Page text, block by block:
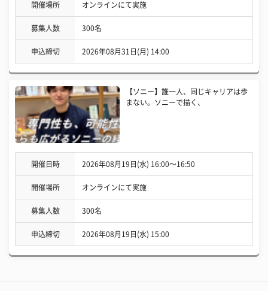
開催場所 オンラインにて実施
募集人数 300名
申込締切 2026年08月31日(月) 14:00
【ソニー】誰一人、同じキャリアは歩
まない。ソニーで描く、
開催日時 2026年08月19日(水) 16:00〜16:50
開催場所 オンラインにて実施
募集人数 300名
申込締切 2026年08月19日(水) 15:00